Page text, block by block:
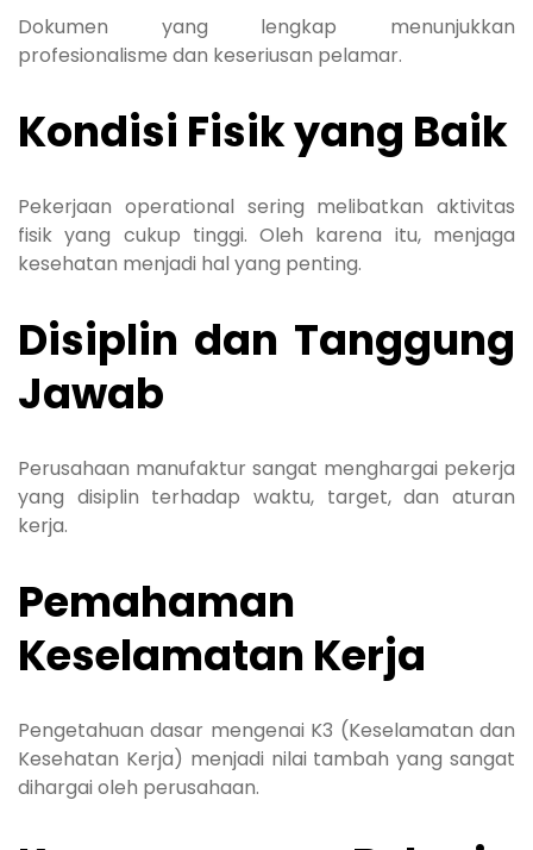
Dokumen yang lengkap menunjukkan
profesionalisme dan keseriusan pelamar.
Kondisi Fisik yang Baik
Pekerjaan operational sering melibatkan aktivitas
fisik yang cukup tinggi. Oleh karena itu, menjaga
kesehatan menjadi hal yang penting.
Disiplin dan Tanggung
Jawab
Perusahaan manufaktur sangat menghargai pekerja
yang disiplin terhadap waktu, target, dan aturan
kerja.
Pemahaman
Keselamatan Kerja
Pengetahuan dasar mengenai K3 (Keselamatan dan
Kesehatan Kerja) menjadi nilai tambah yang sangat
dihargai oleh perusahaan.